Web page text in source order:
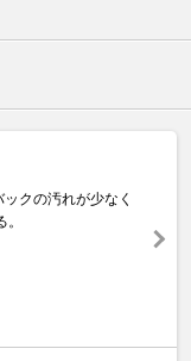
クの汚れが少なく